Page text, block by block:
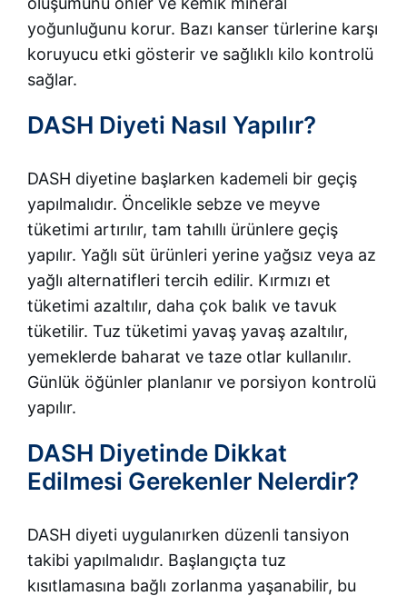
yoğunluğunu korur. Bazı kanser türlerine karşı
koruyucu etki gösterir ve sağlıklı kilo kontrolü
sağlar.
DASH Diyeti Nasıl Yapılır?
DASH diyetine başlarken kademeli bir geçiş
yapılmalıdır. Öncelikle sebze ve meyve
tüketimi artırılır, tam tahıllı ürünlere geçiş
yapılır. Yağlı süt ürünleri yerine yağsız veya az
yağlı alternatifleri tercih edilir. Kırmızı et
tüketimi azaltılır, daha çok balık ve tavuk
tüketilir. Tuz tüketimi yavaş yavaş azaltılır,
yemeklerde baharat ve taze otlar kullanılır.
Günlük öğünler planlanır ve porsiyon kontrolü
yapılır.
DASH Diyetinde Dikkat
Edilmesi Gerekenler Nelerdir?
DASH diyeti uygulanırken düzenli tansiyon
takibi yapılmalıdır. Başlangıçta tuz
kısıtlamasına bağlı zorlanma yaşanabilir, bu